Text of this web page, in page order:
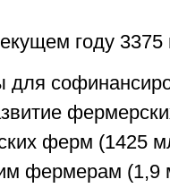
году
для
ферм (1425
фермерам (1,9